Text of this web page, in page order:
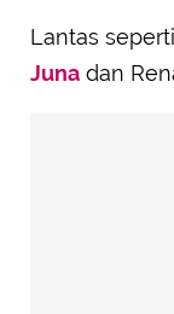
Lantas
Juna dan